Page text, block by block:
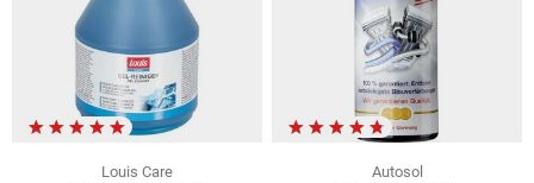
Louis Care
Autosol